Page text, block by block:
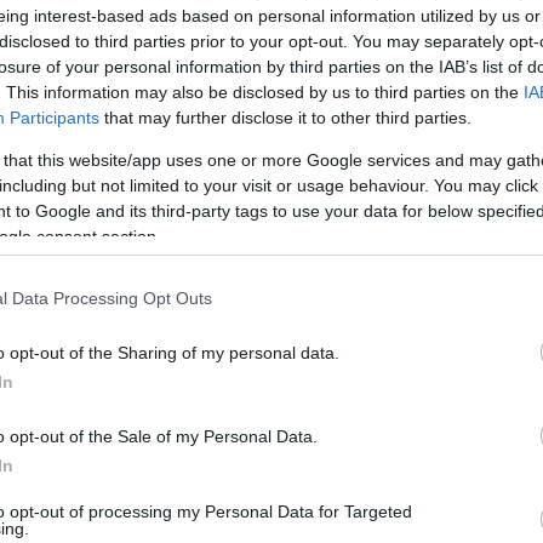
interest-based ads based on personal information utilized by us
to third parties prior to your opt-out. You may separately
of your personal information by third parties on the IAB’s list of
This information may also be disclosed by us to third parties on the
Participants that may further disclose it to other third parties.
that this website/app uses one or more Google services and may
but not limited to your visit or usage behaviour. You may
to Google and its third-party tags to use your data for below
consent section.
Data Processing Opt Outs
opt-out of the Sharing of my personal data.
opt-out of the Sale of my Personal Data.
opt-out of processing my Personal Data for Targeted
a nemeseket, hogy legyenek jelen az udvarnál, hogy ily
luxus, mely hatalmas összegeket emésztett fel, több
a spanyol szokásokból átvett, szigorúan meghatározott
az étkezés, ahol a közönség megcsodálhatta a
megfosztott nemesség e ceremóniákban kapott
(1666) biztosította.
példaképül szolgált. A külpolitikában a Napkirály hódító
hamarosan a Franciaországgal szemben
háború (1667. május, 1672, 1678) során Spanyol-
inkább önkényuralommá változott. A király Versailles-ban a
egy független, francia egyház megteremtése volt, a
visszavonásában csúcsosodott ki (1685. XI. 8.). A